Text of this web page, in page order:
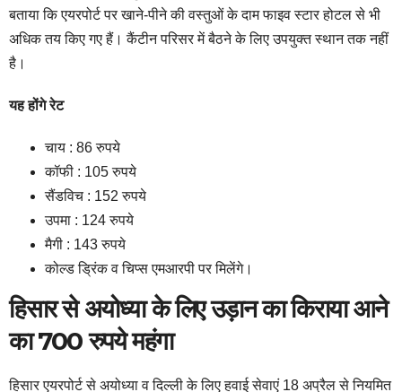
बताया कि एयरपोर्ट पर खाने-पीने की वस्तुओं के दाम फाइव स्टार होटल से भी
अधिक तय किए गए हैं। कैंटीन परिसर में बैठने के लिए उपयुक्त स्थान तक नहीं
है।
यह होंगे रेट
चाय : 86 रुपये
कॉफी : 105 रुपये
सैंडविच : 152 रुपये
उपमा : 124 रुपये
मैगी : 143 रुपये
कोल्ड ड्रिंक व चिप्स एमआरपी पर मिलेंगे।
हिसार से अयोध्या के लिए उड़ान का किराया आने
का 700 रुपये महंगा
हिसार एयरपोर्ट से अयोध्या व दिल्ली के लिए हवाई सेवाएं 18 अप्रैल से नियमित